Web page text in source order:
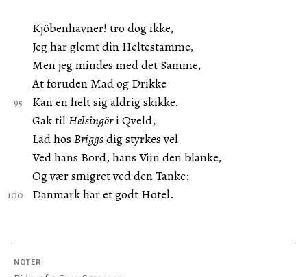
Kjöbenhavner! tro dog ikke,
Jeg har glemt din Heltestamme,
Men jeg mindes med det Samme,
At foruden Mad og Drikke
Kan en helt sig aldrig skikke.
Gak tilHelsingöri Qveld,
Lad hos Briggsdig styrkes vel
Ved hans Bord, hans Viin den blanke,
Og vær smigret ved den Tanke:
Danmark har et godt Hotel.
NOTER